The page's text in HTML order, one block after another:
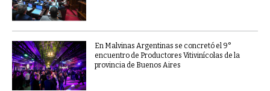
En Malvinas Argentinas se concretó el 9°
encuentro de Productores Vitivinícolas de la
provincia de Buenos Aires